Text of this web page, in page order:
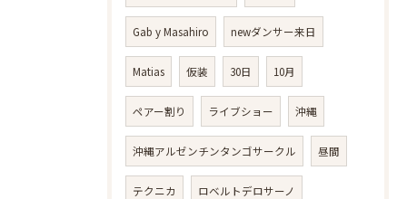
Gab y Masahiro newダンサー来日
Matias 仮装 30日 10月
ペアー割り ライブショー 沖縄
沖縄アルゼンチンタンゴサークル 昼間
テクニカ ロベルトデロサーノ